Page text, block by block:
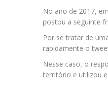
No ano de 2017,
postou a seguinte
Por se tratar de
rapidamente o
Nesse caso, o
território e utilizou